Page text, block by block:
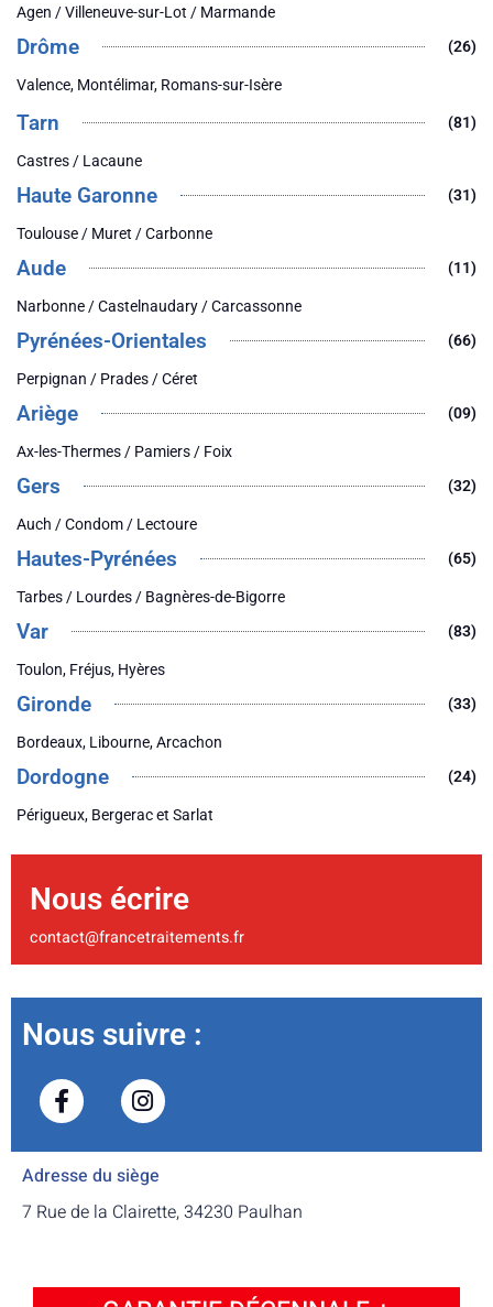
Agen / Villeneuve-sur-Lot / Marmande
Drôme (26)
Valence, Montélimar, Romans-sur-Isère
Tarn (81)
Castres / Lacaune
Haute Garonne (31)
Toulouse / Muret / Carbonne
Aude (11)
Narbonne / Castelnaudary / Carcassonne
Pyrénées-Orientales (66)
Perpignan / Prades / Céret
Ariège (09)
Ax-les-Thermes / Pamiers / Foix
Gers (32)
Auch / Condom / Lectoure
Hautes-Pyrénées (65)
Tarbes / Lourdes / Bagnères-de-Bigorre
Var (83)
Toulon, Fréjus, Hyères
Gironde (33)
Bordeaux, Libourne, Arcachon
Dordogne (24)
Périgueux, Bergerac et Sarlat
Nous écrire
contact@francetraitements.fr
Nous suivre :
Adresse du siège
7 Rue de la Clairette, 34230 Paulhan